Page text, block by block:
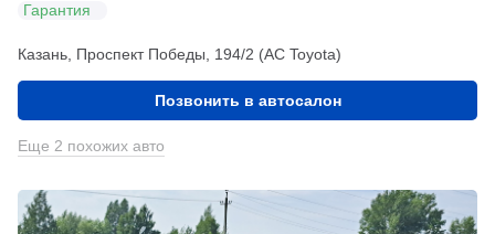
Гарантия
Казань, Проспект Победы, 194/2 (АС Toyota)
Позвонить в автосалон
Еще 2 похожих авто